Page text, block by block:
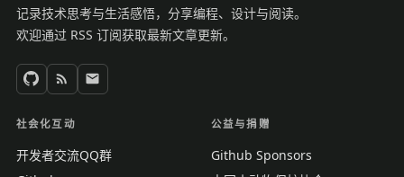
记录技术思考与生活感悟，分享编程、设计与阅读。
欢迎通过 RSS 订阅获取最新文章更新。
社会化互动
开发者交流QQ群
公益与捐赠
Github Sponsors